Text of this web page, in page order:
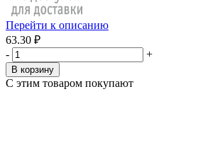
Перейти к описанию
63.30 ₽
-
+
В корзину
С этим товаром покупают